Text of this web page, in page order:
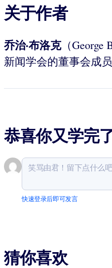
关于作者
乔治·布洛克（George
新闻学会的董事会成员
恭喜你又学完
快速登录后即可发言
猜你喜欢